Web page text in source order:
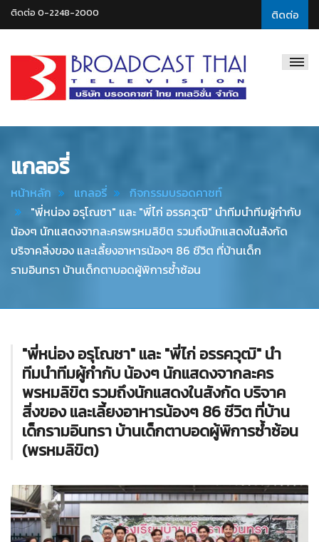
ติดต่อ
ติดต่อ 0-2248-2000
Thai
แกลอรี่
หน้าหลัก แกลอรี่
กิจกรรมบรอดคาซท์
"พี่หน่อง อรุโณชา" และ "พี่ไก่ อรรควุฒิ" นำทีมนำทีมผู้กำกับ
น้องๆ นักแสดงจากละครพรหมลิขิต รวมถึงนักแสดงในสังกัด
บริจาคสิ่งของ และเลี้ยงอาหารน้องๆ 86 ชีวิต ที่บ้านเด็ก
รามอินทรา บ้านเด็กตาบอดผู้พิการซ้ำซ้อน
"พี่หน่อง อรุโณชา" และ "พี่ไก่ อรรควุฒิ" นำ
ทีมนำทีมผู้กำกับ น้องๆ นักแสดงจากละคร
พรหมลิขิต รวมถึงนักแสดงในสังกัด บริจาค
สิ่งของ และเลี้ยงอาหารน้องๆ 86 ชีวิต ที่บ้าน
เด็กรามอินทรา บ้านเด็กตาบอดผู้พิการซ้ำซ้อน
(พรหมลิขิต)